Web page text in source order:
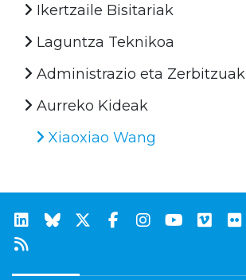
Ikertzaile Bisitariak
Laguntza Teknikoa
Administrazio eta Zerbitzuak
Aurreko Kideak
Xiaoxiao Wang